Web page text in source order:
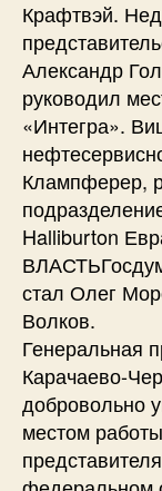
Крафтвэй.
Александр
руководил
«Интегра».
Клампферер,
Halliburton
стал Олег
Волков.
Генеральная
Карачаево-
добровольно
местом